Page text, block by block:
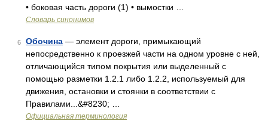
• боковая часть дороги (1) • вымостки …
Словарь синонимов
6 Обочина — элемент дороги, примыкающий
непосредственно к проезжей части на одном уровне с ней,
отличающийся типом покрытия или выделенный с
помощью разметки 1.2.1 либо 1.2.2, используемый для
движения, остановки и стоянки в соответствии с
Правилами...&#8230; …
Официальная терминология